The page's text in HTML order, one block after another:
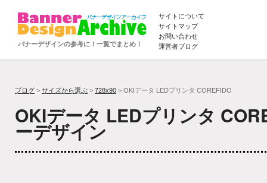
バナーデザインの参考に！一覧でまとめ！
サイトについて
サイトマップ
お問い合わせ
運営者ブログ
ブログ > サイズから選ぶ > 728x90 > OKIデータ LEDプリンタ COREFIDO
OKIデータ LEDプリンタ
ーデザイン